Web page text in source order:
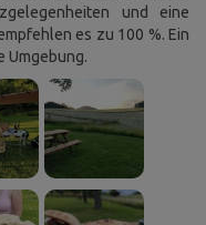
und eine
es zu 100 %. Ein
Umgebung.